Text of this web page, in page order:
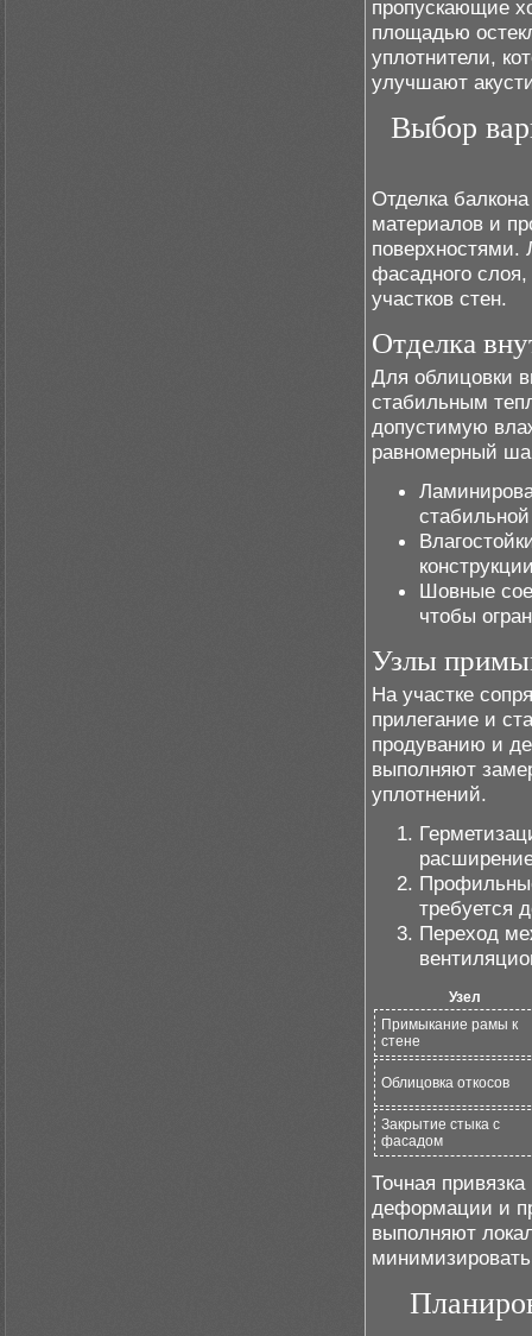
пропускающие
площадью
уплотнители,
улучшают
Выбор
Отделка
материалов и
поверхностями.
фасадного
участков стен.
Отделка
Для облицовки
стабильным
допустимую
равномерный
Шовные
чтобы
Узлы
На участке
прилегание и
продуванию и
выполняют
уплотнений.
требуется
Переход
Узел
Примыкание рамы к
стене
Облицовка откосов
Закрытие стыка с
фасадом
Точная
деформации и
выполняют
минимизировать